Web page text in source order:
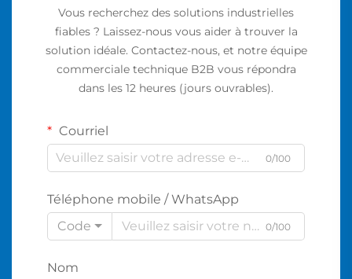
Vous recherchez des solutions industrielles
fiables ? Laissez-nous vous aider à trouver la
solution idéale. Contactez-nous, et notre équipe
commerciale technique B2B vous répondra
dans les 12 heures (jours ouvrables).
Courriel
0/100
Téléphone mobile / WhatsApp
Code
0/100
Nom